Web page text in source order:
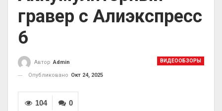
гравер с Алиэкспресс
6
ВИДЕООБЗОРЫ
Автор Admin
Опубликовано Окт 24, 2025
0
104